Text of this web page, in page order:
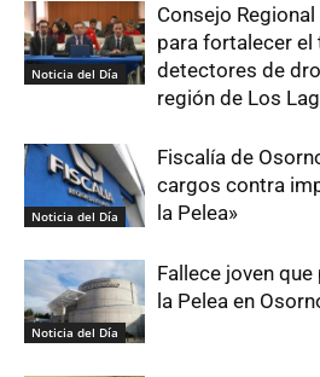
Noticia del Día
Consejo
para fortalecer el
detectores de
región de Los
Noticia del Día
Fiscalía de
cargos contra
la Pelea»
Noticia del Día
Fallece joven
la Pelea en